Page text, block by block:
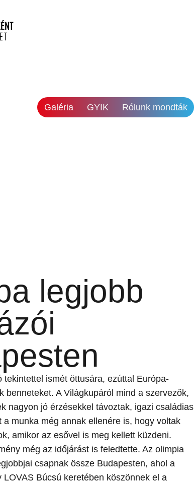
Galéria GYIK Rólunk mondták
legjobb
tekintettel ismét öttusára, ezúttal Európa-
benneteket. A Világkupáról mind a szervezők,
nagyon jó érzésekkel távoztak, igazi családias
a munka még annak ellenére is, hogy voltak
amikor az esővel is meg kellett küzdeni.
még az időjárást is feledtette. Az olimpia
csapnak össze Budapesten, ahol a
LOVAS Búcsú keretében köszönnek el a